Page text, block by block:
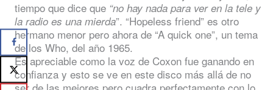
tiempo que dice que “no hay nada para ver en la tele y
la radio es una mierda”. “Hopeless friend” es otro
hermano menor pero ahora de “A quick one”, un tema
de los Who, del año 1965.
Es apreciable como la voz de Coxon fue ganando en
confianza y esto se ve en este disco más allá de no